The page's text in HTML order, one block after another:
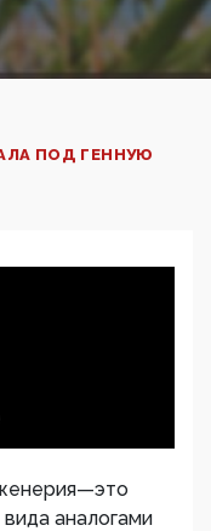
ПОД ГЕННУЮ
аналогами